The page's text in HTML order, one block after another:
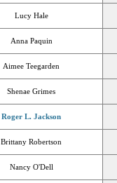
Lucy Hale
Anna Paquin
Aimee Teegarden
Shenae Grimes
Roger L. Jackson
Brittany Robertson
Nancy O'Dell